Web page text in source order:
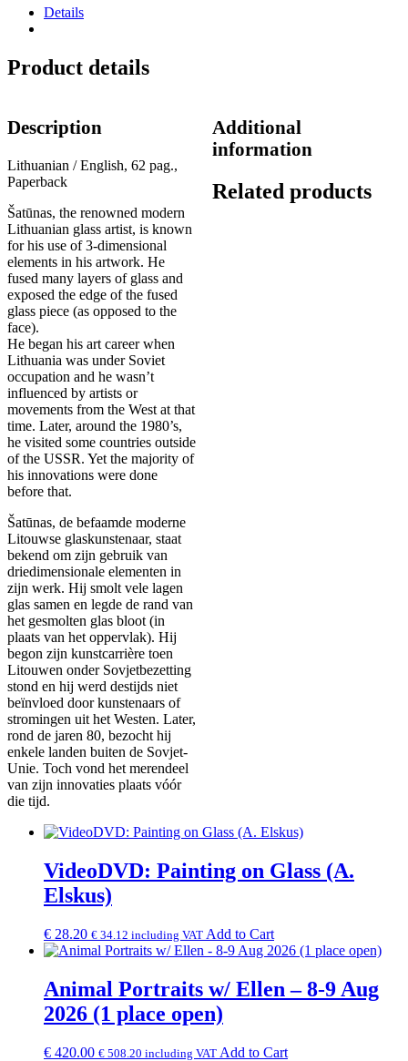
quantityDetails
Product details
Description
Lithuanian / English, 62 pag.,
Paperback
Šatūnas, the renowned modern
Lithuanian glass artist, is known
for his use of 3-dimensional
elements in his artwork. He
fused many layers of glass and
exposed the edge of the fused
glass piece (as opposed to the
face).
He began his art career when
Lithuania was under Soviet
occupation and he wasn’t
influenced by artists or
movements from the West at that
time. Later, around the 1980’s,
he visited some countries outside
of the USSR. Yet the majority of
his innovations were done
before that.
Šatūnas, de befaamde moderne
Litouwse glaskunstenaar, staat
bekend om zijn gebruik van
driedimensionale elementen in
zijn werk. Hij smolt vele lagen
glas samen en legde de rand van
het gesmolten glas bloot (in
plaats van het oppervlak). Hij
begon zijn kunstcarrière toen
Litouwen onder Sovjetbezetting
stond en hij werd destijds niet
beïnvloed door kunstenaars of
stromingen uit het Westen. Later,
rond de jaren 80, bezocht hij
enkele landen buiten de Sovjet-
Unie. Toch vond het merendeel
van zijn innovaties plaats vóór
die tijd.
Additional
information
Related products
VideoDVD: Painting on Glass (A.
Elskus)
€ 28.20 € 34.12 including VAT Add to Cart
Animal Portraits w/ Ellen – 8-9 Aug
2026 (1 place open)
€ 420.00 € 508.20 including VAT Add to Cart